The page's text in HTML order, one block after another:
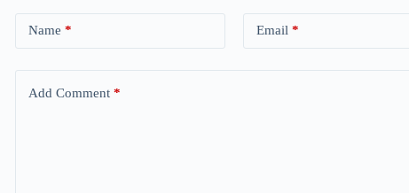
Name * Email*
Add Comment *